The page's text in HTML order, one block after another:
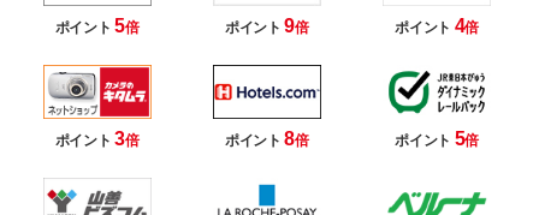
ポイント5倍 ポイント9倍 ポイント 4倍
ポイント3倍 ポイント8倍 ポイント 5倍